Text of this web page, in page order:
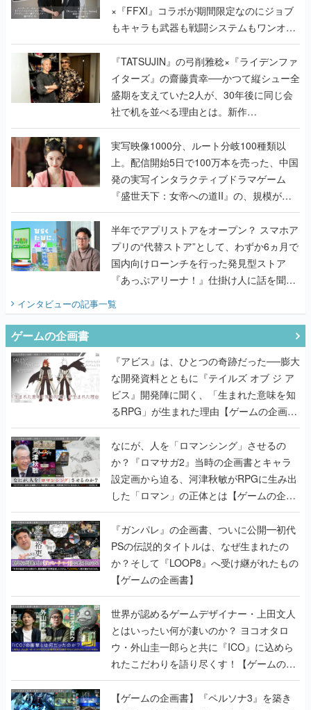
×『FFXI』コラボが期間限定なのにジョブ
もキャラも武器も戦闘システムもワンオフ
で作り込まれた理由を両ディレクターに聞
く
『TATSUJIN』の弓削雅稔×『ライデンファ
イターズ』の齋藤貴幸──かつて縦シュー全
盛期を支えていた2人が、30年後に同じ会
社で机を並べる理由とは。新作
『TATSUJIN EXTREME』で初タッグを組
んだレジェンド2人に訊く開発秘話
実写映像1000分、ルート分岐100種類以
上。配信開始5日で100万本を売った、中国
発の実写インタラクティブドラマゲーム
『盛世天下：女帝への道II』の、規模が違
うこだわりをプロデューサーに聞いた
半年でアプリストアをオープン？ スマホア
プリの“代替ストア”として、わずか6ヵ月で
国内向けローンチを行った発見型ストア
『あっぷアリーナ！』仕掛け人に話を聞い
インタビューの記事一覧
ゲームの企画書
『アビス』は、ひとつの奇跡だった──膨大
な開発資料とともに『テイルズ オブ ジ ア
ビス』開発陣に聞く、「生まれた意味を知
るRPG」が生まれた理由【ゲームの企画
書】
なにが、人を「ロマンシング」させるの
か？『ロマサガ2』当時の企画書とキャラ
設定画から迫る、河津秋敏がRPGに生み出
した「ロマン」の正体とは【ゲームの企画
書】
『ガンパレ』の企画書、ついに公開━初代
PSの伝説的タイトルは、なぜ生まれたの
か？そして『LOOP8』へ受け継がれたもの
【ゲームの企画書】
世界が認めるゲームデザイナー・上田文人
とはいったい何が凄いのか？ ヨコオタロ
ウ・外山圭一郎らと共に『ICO』に込めら
れたこだわりを語り尽くす！【ゲームの企
画書】
【ゲームの企画書】『ペルソナ3』を築き